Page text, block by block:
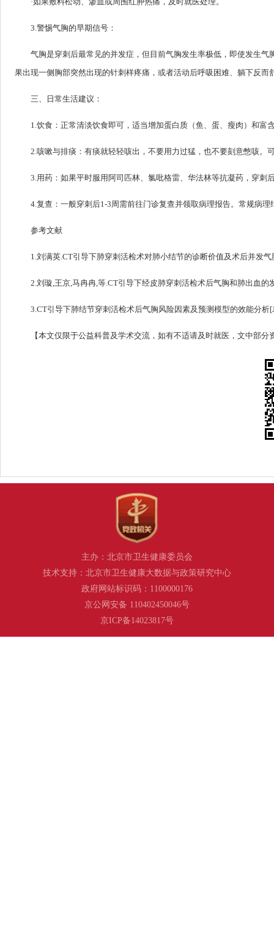
3.警惕气胸的早期信号：
气胸是穿刺后最常见的并发症，但目前气胸发生率极低，即使发生
果出现一侧胸部突然出现的针刺样疼痛，或者活动后呼吸困难、躺下反而
三、日常生活建议：
1.饮食：正常清淡饮食即可，适当增加蛋白质（鱼、蛋、瘦肉）和
2.咳嗽与排痰：有痰就轻轻咳出，不要用力过猛，也不要刻意憋咳。
3.用药：如果平时服用阿司匹林、氯吡格雷、华法林等抗凝药，穿刺
4.复查：一般穿刺后1-3周需前往门诊复查并领取病理报告。常规病
参考文献
1.刘满英.CT引导下肺穿刺活检术对肺小结节的诊断价值及术后并发
2.刘璇,王京,马冉冉,等.CT引导下经皮肺穿刺活检术后气胸和肺出血
3.CT引导下肺结节穿刺活检术后气胸风险因素及预测模型的效能分析
【本文仅限于公益科普及学术交流，如有不适请及时就医，文中部
主办：北京市卫生健康委员会
技术支持：北京市卫生健康大数据与政策研究中心
政府网站标识码：1100000176
京公网安备 110402450046号
京ICP备14023817号